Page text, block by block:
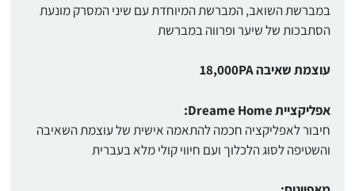
במברשת השואב, המברשת המיוחדת עם שיני המסרק מונעת
הסתבכות של שיער ופרווה במברשת
עוצמת שאיבה 18,000PA
אפליקציית Dreame Home:
חיבור לאפליקציה חכמה להתאמה אישית של עוצמת השאיבה
והשטיפה לסוג הלכלוך ועם חיווי קולי מלא בעברית